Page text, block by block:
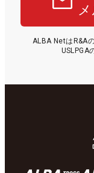
ALBA NetはR&A
USLPGA